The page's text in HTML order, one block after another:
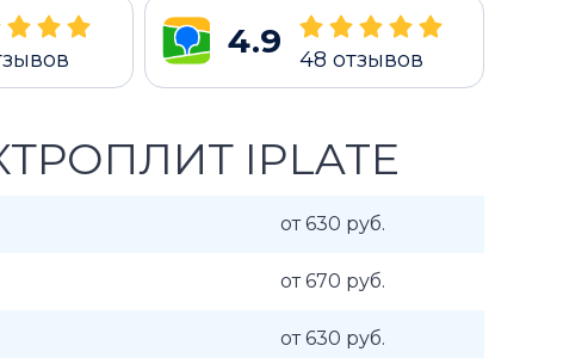
4.9 48 отзывов
IPLATE
от 630 руб.
от 670 руб.
от 630 руб.